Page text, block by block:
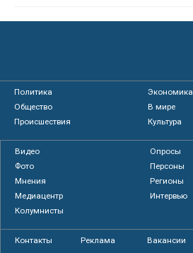
Политика
Экономика
Общество
В мире
Происшествия
Культура
Видео
Опросы
Фото
Персоны
Мнения
Регионы
Медиацентр
Интервью
Колумнисты
Контакты Реклама Вакансии